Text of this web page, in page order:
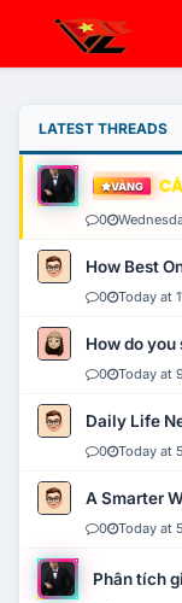
LATEST THREADS
VÀNG
0
How Best
0 Today at
How do
0 Today at
Daily Life
0 Today at
A Smarter
0 Today at
Phân tích